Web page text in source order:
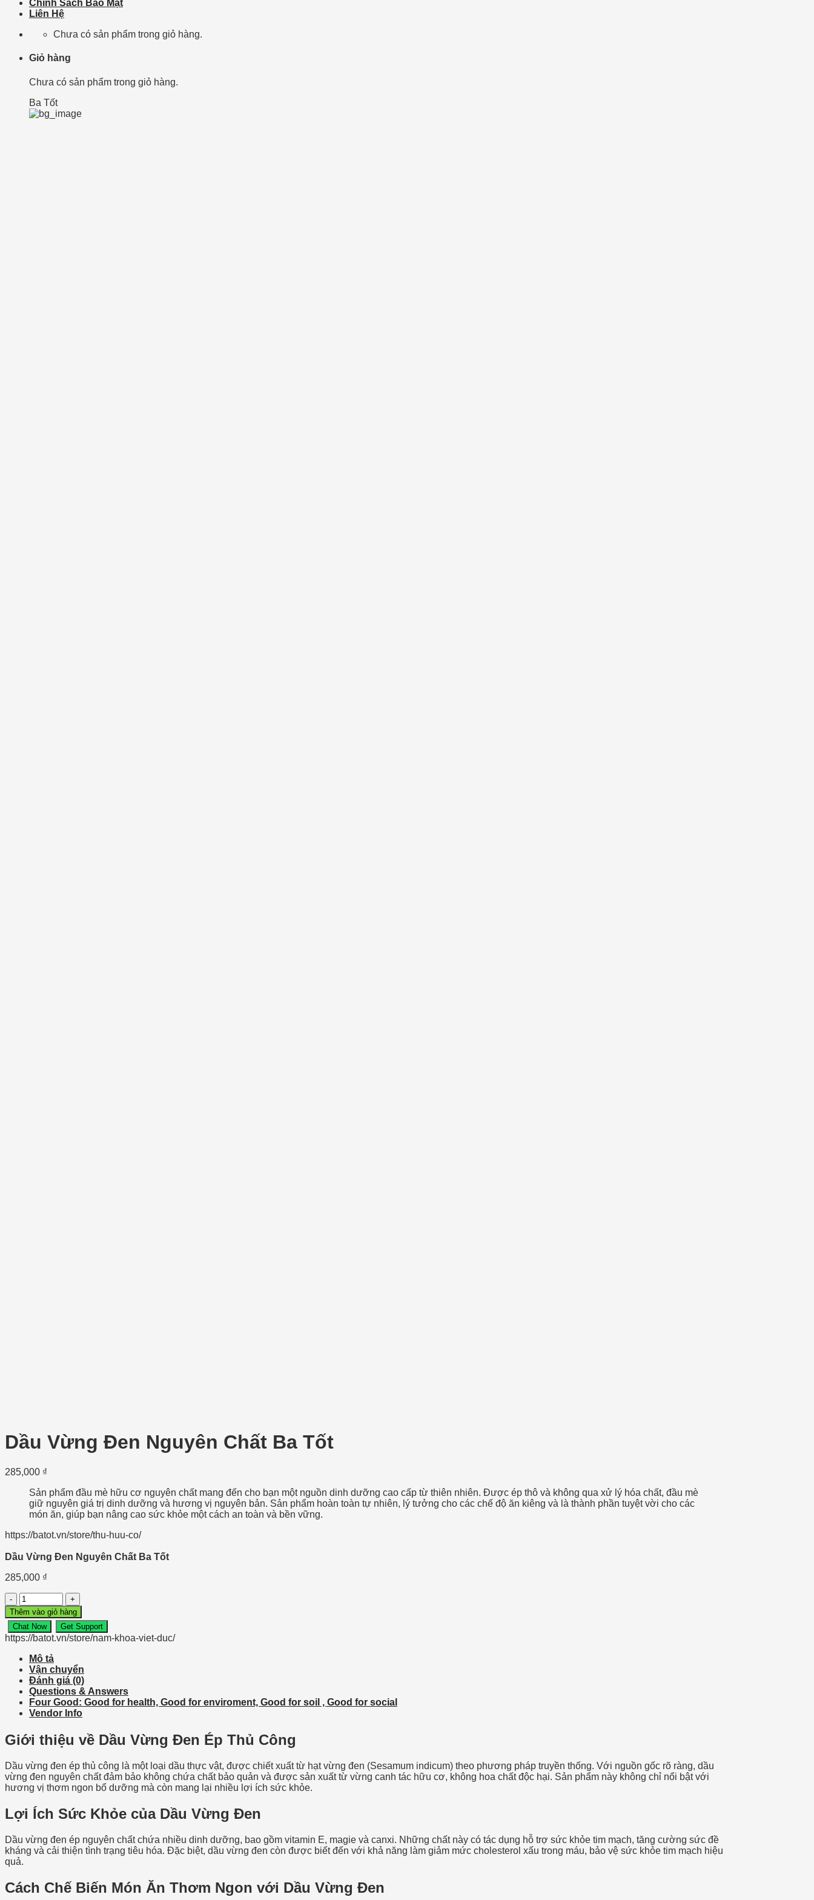
Chính Sách Bảo Mật
Liên Hệ
Chưa có sản phẩm trong giỏ hàng.
Giỏ hàng
Chưa có sản phẩm trong giỏ hàng.
Ba Tốt
Dầu Vừng Đen Nguyên Chất Ba Tốt
285,000 ₫
Sản phẩm đầu mè hữu cơ nguyên chất mang đến cho bạn một nguồn dinh dưỡng cao cấp từ thiên nhiên. Được ép thô và không qua xử lý hóa chất, đầu mè
giữ nguyên giá trị dinh dưỡng và hương vị nguyên bản. Sản phẩm hoàn toàn tự nhiên, lý tưởng cho các chế độ ăn kiêng và là thành phần tuyệt vời cho các
món ăn, giúp bạn nâng cao sức khỏe một cách an toàn và bền vững.
https://batot.vn/store/thu-huu-co/
Dầu Vừng Đen Nguyên Chất Ba Tốt
285,000 ₫
Dầu
Vừng
Đen
Nguyên
Chất
Tốt
số
lượng
Thêm vào giỏ hàng
Chat Now
Get Support
https://batot.vn/store/nam-khoa-viet-duc/
Mô tả
Vận chuyển
Đánh giá (0)
Questions & Answers
Four Good: Good for health, Good for enviroment, Good for soil , Good for social
Vendor Info
Giới thiệu về Dầu Vừng Đen Ép Thủ Công
Dầu vừng đen ép thủ công là một loại dầu thực vật, được chiết xuất từ hạt vừng đen (Sesamum indicum) theo phương pháp truyền thống. Với nguồn gốc rõ ràng, dầu
vừng đen nguyên chất đảm bảo không chứa chất bảo quản và được sản xuất từ vừng canh tác hữu cơ, không hoa chất độc hại. Sản phẩm này không chỉ nổi bật với
hương vị thơm ngon bổ dưỡng mà còn mang lại nhiều lợi ích sức khỏe.
Lợi Ích Sức Khỏe của Dầu Vừng Đen
Dầu vừng đen ép nguyên chất chứa nhiều dinh dưỡng, bao gồm vitamin E, magie và canxi. Những chất này có tác dụng hỗ trợ sức khỏe tim mạch, tăng cường sức đề
kháng và cải thiện tình trạng tiêu hóa. Đặc biệt, dầu vừng đen còn được biết đến với khả năng làm giảm mức cholesterol xấu trong máu, bảo vệ sức khỏe tim mạch hiệu
quả.
Cách Chế Biến Món Ăn Thơm Ngon với Dầu Vừng Đen